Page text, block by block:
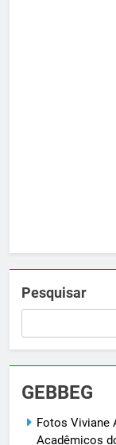
Pesquisar
GEBBEG
Fotos Viviane
Acadêmicos